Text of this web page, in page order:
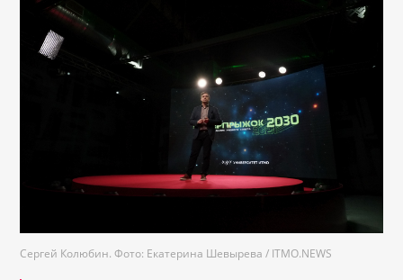
Сергей Колюбин. Фото: Екатерина Шевырева / ITMO.NEWS